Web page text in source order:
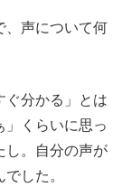
声について何
分かる」とは
」くらいに思っ
し。自分の声が
した。